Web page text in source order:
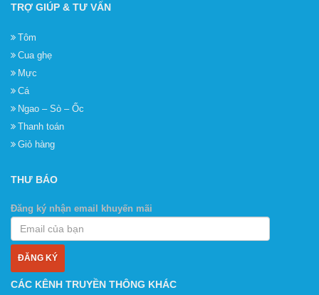
TRỢ GIÚP & TƯ VẤN
Tôm
Cua ghẹ
Mực
Cá
Ngao – Sò – Ốc
Thanh toán
Giỏ hàng
THƯ BÁO
Đăng ký nhận email khuyến mãi
CÁC KÊNH TRUYỀN THÔNG KHÁC